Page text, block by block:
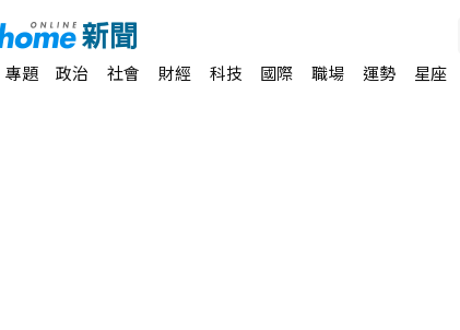
專題 政治 社會 財經 科技 國際 職場 運勢 星座